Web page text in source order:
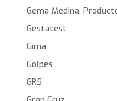
Gema Medina.
Gestatest
Gima
Golpes
GR5